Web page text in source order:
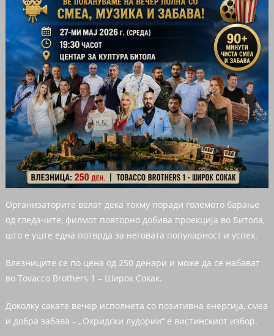
Организаторите велат дека токму поради големото барање
од гледачите, филмот повторно добива проекција во Битола,
што е уште една потврда за неговата популарност и успех.
Влезниците се по цена од 250 денари и може да се набават
во Tovacco Brothers 1 – Широк Сокак.
Доколку сакате вечер исполнета со позитивна енергија, смеа
и добра забава – „Охридски лудории“ е вистинскиот избор.